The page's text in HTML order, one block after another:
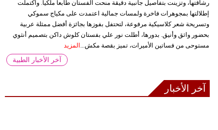
رشاقتها، وتزينت بتفاصيل جانبية دقيقة منحت الفستان طابعاً ملكياً. واكتملت
إطلالتها بمجوهرات فاخرة ولمسات جمالية اعتمدت على مكياج سموكي
وتسريحة شعر كلاسيكية مرفوعة، لتحتفل بفوزها بجائزة أفضل ممثلة عربية
بحضور واثق وأنيق. بدورها، أطلت نور علي بفستان كلوش داكن بتصميم أنثوي
مستوحى من فساتين الأميرات، تميز بقصة مكش...
المزيد
آخر الأخبار الطبية
آخر الأخبار